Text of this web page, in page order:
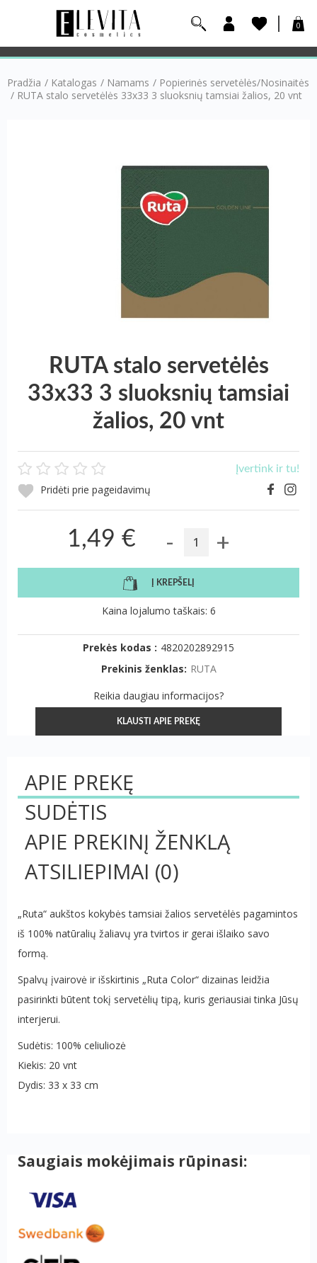
0
Pradžia / Katalogas / Namams / Popierinės servetėlės/Nosinaitės
/ RUTA stalo servetėlės 33х33 3 sluoksnių tamsiai žalios, 20 vnt
RUTA stalo servetėlės
33х33 3 sluoksnių tamsiai
žalios, 20 vnt
Įvertink ir tu!
Pridėti prie pageidavimų
1,49 € - +
Į KREPŠELĮ
Kaina lojalumo taškais: 6
Prekės kodas : 4820202892915
Prekinis ženklas: RUTA
Reikia daugiau informacijos?
KLAUSTI APIE PREKĘ
APIE PREKĘ
SUDĖTIS
APIE PREKINĮ ŽENKLĄ
ATSILIEPIMAI (0)
„Ruta“ aukštos kokybės tamsiai žalios servetėlės ​​pagamintos
iš 100% natūralių žaliavų yra tvirtos ir gerai išlaiko savo
formą.
Spalvų įvairovė ir išskirtinis „Ruta Color“ dizainas leidžia
pasirinkti būtent tokį servetėlių tipą, kuris geriausiai tinka Jūsų
interjerui.
Sudėtis: 100% celiuliozė
Kiekis: 20 vnt
Dydis: 33 x 33 cm
Saugiais mokėjimais rūpinasi: